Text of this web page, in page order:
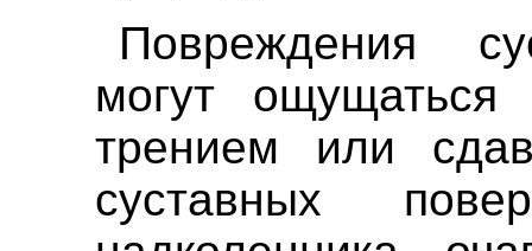
Повреждения
могут
трением или
суставных